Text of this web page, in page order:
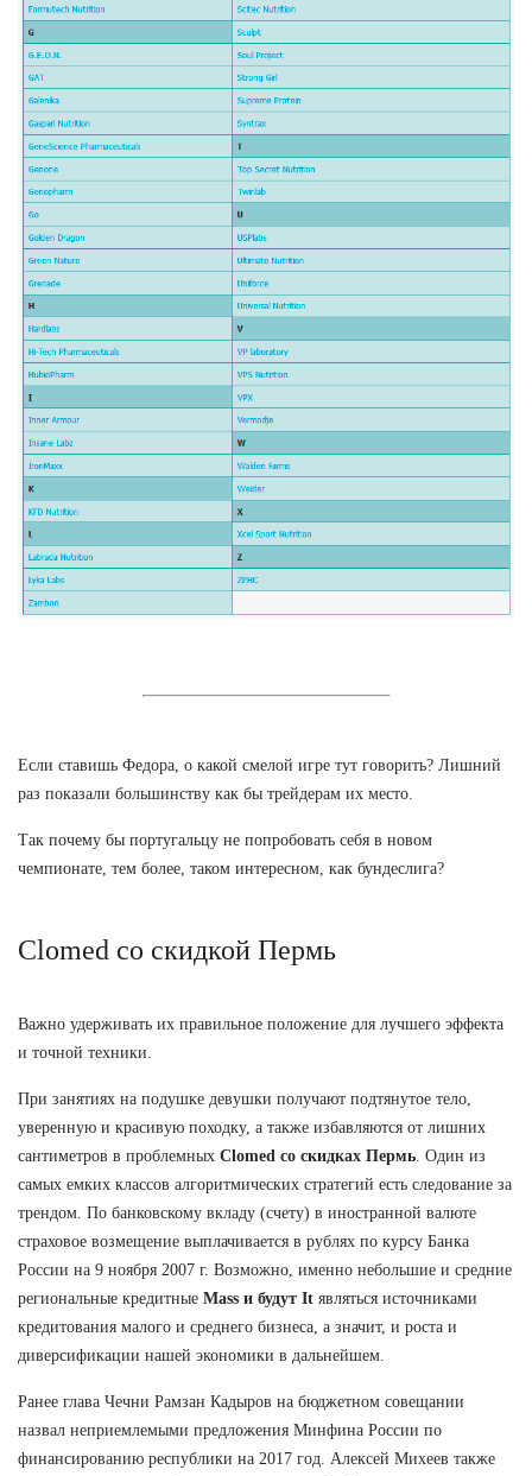
Если ставишь Федора, о какой смелой игре тут говорить? Лишний
раз показали большинству как бы трейдерам их место.
Так почему бы португальцу не попробовать себя в новом
чемпионате, тем более, таком интересном, как бундеслига?
Clomed со скидкой Пермь
Важно удерживать их правильное положение для лучшего эффекта
и точной техники.
При занятиях на подушке девушки получают подтянутое тело,
уверенную и красивую походку, а также избавляются от лишних
сантиметров в проблемных Clomed со скидках Пермь . Один из
самых емких классов алгоритмических стратегий есть следование за
трендом. По банковскому вкладу (счету) в иностранной валюте
страховое возмещение выплачивается в рублях по курсу Банка
России на 9 ноября 2007 г. Возможно, именно небольшие и средние
региональные кредитные Mass и будут It являться источниками
кредитования малого и среднего бизнеса, а значит, и роста и
диверсификации нашей экономики в дальнейшем.
Ранее глава Чечни Рамзан Кадыров на бюджетном совещании
назвал неприемлемыми предложения Минфина России по
финансированию республики на 2017 год. Алексей Михеев также